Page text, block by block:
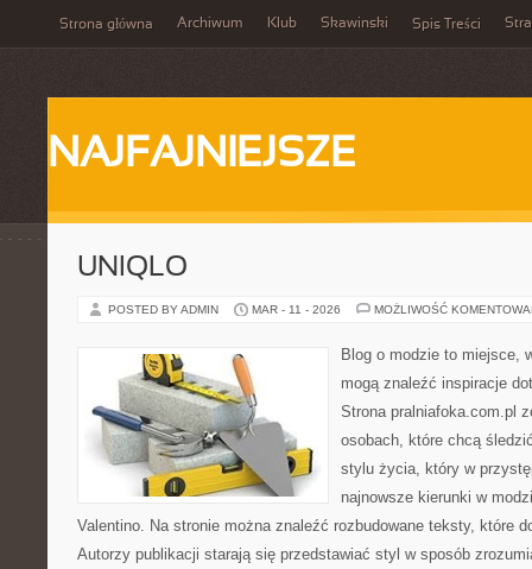
Strona główna Archiwum Klub Skawinski Spis Treści
NAJFAJNIEJSZE
UNIQLO
POSTED BY ADMIN MAR - 11 - 2026 MOŻLIWOŚĆ
Blog o modzie to miejsce,
mogą znaleźć inspiracje
Strona pralniafoka.com.pl
osobach, które chcą
stylu życia, który w
najnowsze kierunki w
Valentino. Na stronie można znaleźć rozbudowane teksty, które
Autorzy publikacji starają się przedstawiać styl w sposób